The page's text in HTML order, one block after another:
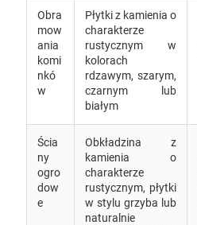
Obra
mow
ania
komi
nkó
w
Płytki z kamienia o
charakterze
rustycznym w
kolorach
rdzawym, szarym,
czarnym lub
białym
Ścia
ny
ogro
dow
e
Obkładzina z
kamienia o
charakterze
rustycznym, płytki
w stylu grzyba lub
naturalnie